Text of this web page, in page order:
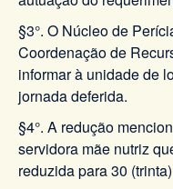
§3°. O Núcleo de
Coordenação de
informar à unidade de
jornada deferida.
§4°. A redução
servidora mãe nutriz
reduzida para 30